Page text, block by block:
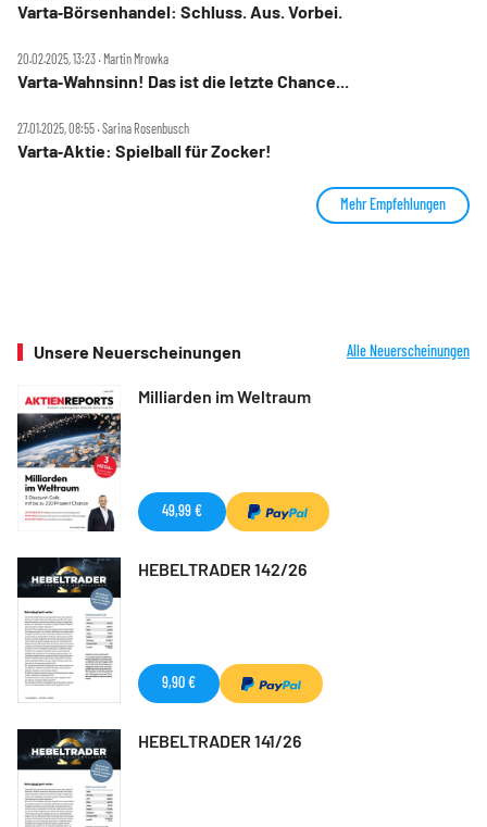
Varta‑Börsenhandel: Schluss. Aus. Vorbei.
20.02.2025, 13:23 ‧ Martin Mrowka
Varta‑Wahnsinn! Das ist die letzte Chance...
27.01.2025, 08:55 ‧ Sarina Rosenbusch
Varta‑Aktie: Spielball für Zocker!
Mehr Empfehlungen
Unsere Neuerscheinungen Alle Neuerscheinungen
Milliarden im Weltraum
49,99 €
HEBELTRADER 142/26
9,90 €
HEBELTRADER 141/26